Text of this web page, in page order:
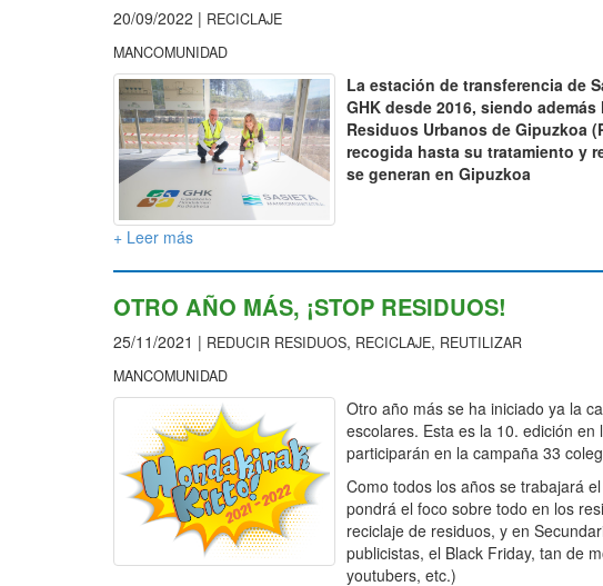
20/09/2022 | RECICLAJE
MANCOMUNIDAD
La estación de transferencia de
GHK desde 2016, siendo
Residuos Urbanos de Gipuzkoa
recogida hasta su tratamiento y
se generan en Gipuzkoa
+ Leer más
OTRO AÑO MÁS, ¡STOP RESIDUOS!
25/11/2021 | REDUCIR RESIDUOS, RECICLAJE, REUTILIZAR
MANCOMUNIDAD
Otro año más se ha iniciado ya la
escolares. Esta es la 10. edición
participarán en la campaña 33
Como todos los años se trabajará
pondrá el foco sobre todo en los
reciclaje de residuos, y en
publicistas, el Black Friday, tan de
youtubers, etc.)